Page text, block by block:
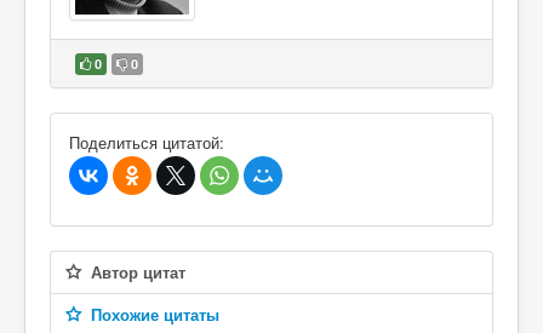
0 0
В избранное
Поделиться цитатой:
Автор цитат
Похожие цитаты